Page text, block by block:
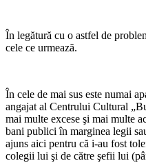
În legătură cu o astfel de
cele ce urmează.
În cele de mai sus este numai
angajat al Centrului Cultural
mai multe excese şi mai multe
bani publici în marginea legii
ajuns aici pentru că i-au fost
colegii lui şi de către şefii lui